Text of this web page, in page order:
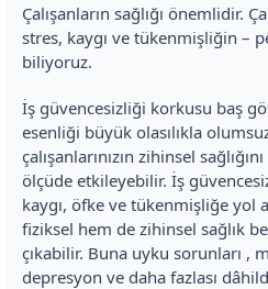
Çalışanların sağlığı önemlidir.
stres, kaygı ve tükenmişliğin –
biliyoruz.
İş güvencesizliği korkusu baş
esenliği büyük olasılıkla
çalışanlarınızın zihinsel
ölçüde etkileyebilir. İş
kaygı, öfke ve tükenmişliğe yol
fiziksel hem de zihinsel sağlık
çıkabilir. Buna uyku sorunları ,
depresyon ve daha fazlası